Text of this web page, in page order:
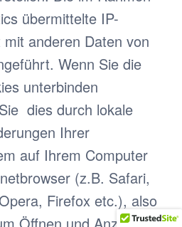
übermittelte IP-
anderen Daten von
Wenn Sie die
unterbinden
dies durch lokale
Ihrer
auf Ihrem Computer
(z.B. Safari,
Firefox etc.), also